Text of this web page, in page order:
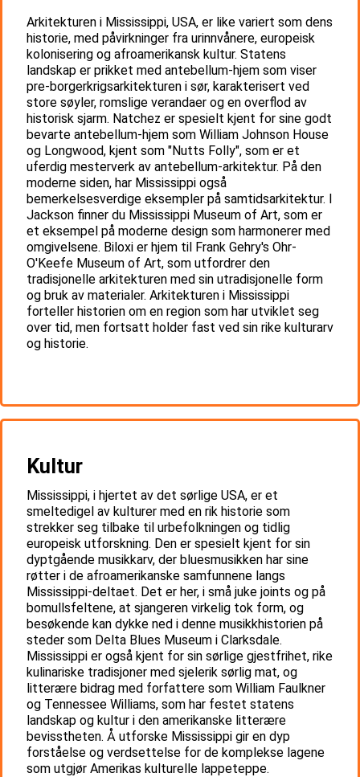
Arkitekturen i Mississippi, USA, er like variert som dens
historie, med påvirkninger fra urinnvånere, europeisk
kolonisering og afroamerikansk kultur. Statens
landskap er prikket med antebellum-hjem som viser
pre-borgerkrigsarkitekturen i sør, karakterisert ved
store søyler, romslige verandaer og en overflod av
historisk sjarm. Natchez er spesielt kjent for sine godt
bevarte antebellum-hjem som William Johnson House
og Longwood, kjent som "Nutts Folly", som er et
uferdig mesterverk av antebellum-arkitektur. På den
moderne siden, har Mississippi også
bemerkelsesverdige eksempler på samtidsarkitektur. I
Jackson finner du Mississippi Museum of Art, som er
et eksempel på moderne design som harmonerer med
omgivelsene. Biloxi er hjem til Frank Gehry's Ohr-
O'Keefe Museum of Art, som utfordrer den
tradisjonelle arkitekturen med sin utradisjonelle form
og bruk av materialer. Arkitekturen i Mississippi
forteller historien om en region som har utviklet seg
over tid, men fortsatt holder fast ved sin rike kulturarv
og historie.
Kultur
Mississippi, i hjertet av det sørlige USA, er et
smeltedigel av kulturer med en rik historie som
strekker seg tilbake til urbefolkningen og tidlig
europeisk utforskning. Den er spesielt kjent for sin
dyptgående musikkarv, der bluesmusikken har sine
røtter i de afroamerikanske samfunnene langs
Mississippi-deltaet. Det er her, i små juke joints og på
bomullsfeltene, at sjangeren virkelig tok form, og
besøkende kan dykke ned i denne musikkhistorien på
steder som Delta Blues Museum i Clarksdale.
Mississippi er også kjent for sin sørlige gjestfrihet, rike
kulinariske tradisjoner med sjelerik sørlig mat, og
litterære bidrag med forfattere som William Faulkner
og Tennessee Williams, som har festet statens
landskap og kultur i den amerikanske litterære
bevisstheten. Å utforske Mississippi gir en dyp
forståelse og verdsettelse for de komplekse lagene
som utgjør Amerikas kulturelle lappeteppe.